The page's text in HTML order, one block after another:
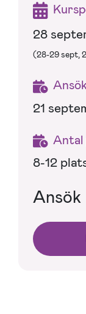
28
(28-29 sept,
21
Antal
8-12
Ansök